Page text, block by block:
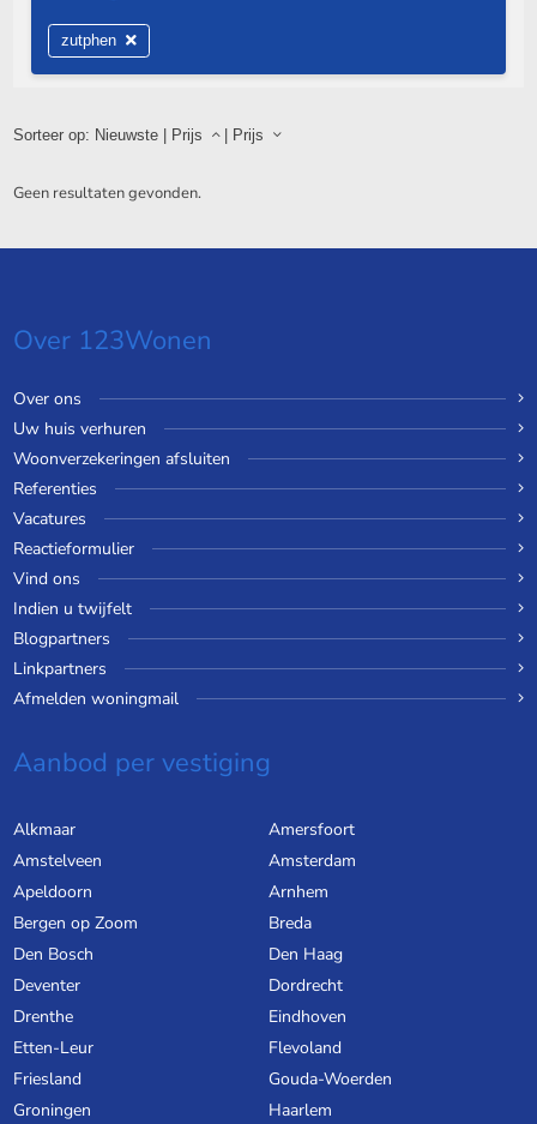
Sorteer op: Nieuwste| Prijs | Prijs
Geen resultaten gevonden.
zutphen
Over 123Wonen
Over ons
Uw huis verhuren
Woonverzekeringen afsluiten
Referenties
Vacatures
Reactieformulier
Vind ons
Indien u twijfelt
Blogpartners
Linkpartners
Afmelden woningmail
Aanbod per vestiging
Alkmaar
Amersfoort
Amstelveen
Amsterdam
Apeldoorn
Arnhem
Bergen op Zoom
Breda
Den Bosch
Den Haag
Deventer
Dordrecht
Drenthe
Eindhoven
Etten-Leur
Flevoland
Friesland
Gouda-Woerden
Groningen
Haarlem